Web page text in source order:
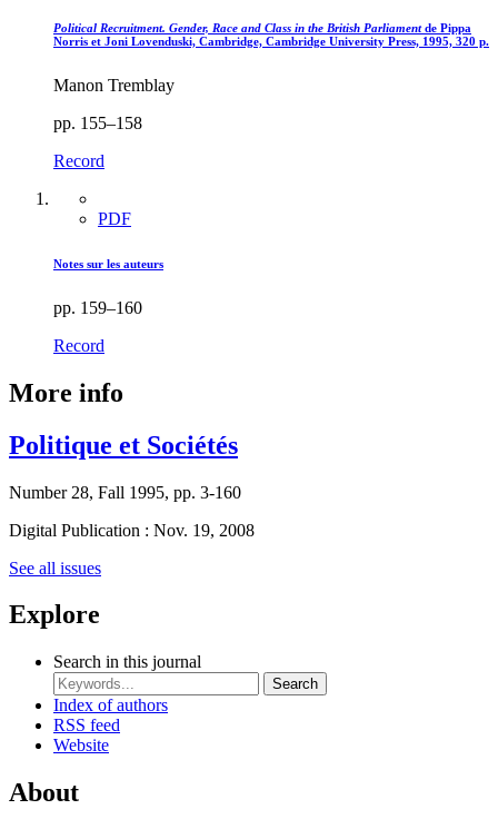
Political Recruitment. Gender, Race and Class in the British Parliamentde Pippa
Norris et Joni Lovenduski, Cambridge, Cambridge University Press, 1995, 320 p.
Manon Tremblay
pp. 155–158
Record
PDF
Notes sur les auteurs
pp. 159–160
Record
More info
Politique et Sociétés
Number 28, Fall 1995, pp. 3-160
Digital Publication : Nov. 19, 2008
See all issues
Explore
Search in this journal
Search
Index of authors
RSS feed
Website
About